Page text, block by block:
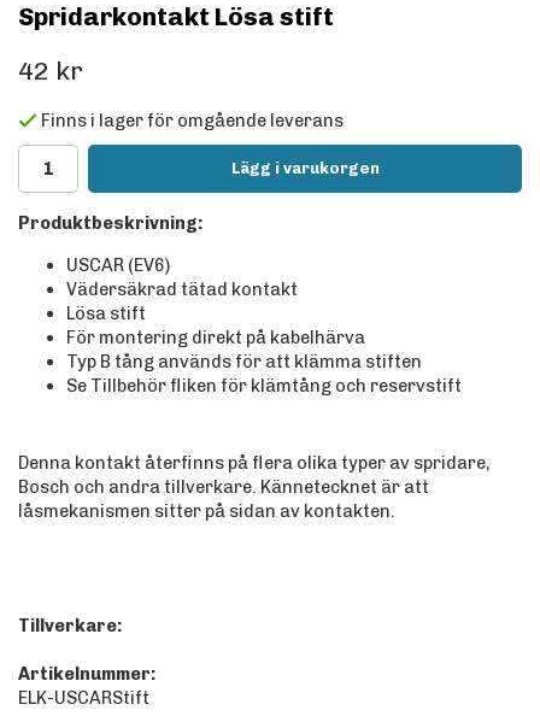
Spridarkontakt Lösa stift
42 kr
Finns i lager för omgående leverans
Lägg i varukorgen
Produktbeskrivning:
USCAR (EV6)
Vädersäkrad tätad kontakt
Lösa stift
För montering direkt på kabelhärva
Typ B tång används för att klämma stiften
Se Tillbehör fliken för klämtång och reservstift
Denna kontakt återfinns på flera olika typer av spridare,
Bosch och andra tillverkare. Kännetecknet är att
låsmekanismen sitter på sidan av kontakten.
Tillverkare:
Artikelnummer:
ELK-USCARStift